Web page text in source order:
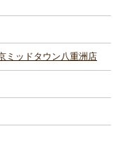
ミッドタウン八重洲店